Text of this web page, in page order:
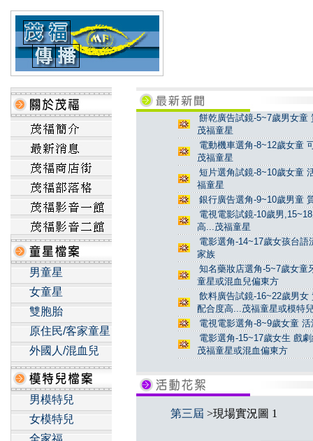
男童星
女童星
雙胞胎
原住民/客家童星
外國人/混血兒
男模特兒
女模特兒
全家福
餅乾廣告試鏡-5~7歲男女
茂福童星
電動機車選角-8~12歲女童
茂福童星
短片選角試鏡-8~10歲女童
福童星
銀行廣告選角-9~10歲男童
電視電影試鏡-10歲男
高...茂福童星
電影選角-14~17歲女孩台
家族
知名藥妝店選角-5~7歲女童
童星或混血兒偏東方
飲料廣告試鏡-16~22歲男
配合度高...茂福童星或模特
電視電影選角-8~9歲女童
電影選角-15~17歲女生 戲
茂福童星或混血偏東方
第三屆 >現場實況圖 1